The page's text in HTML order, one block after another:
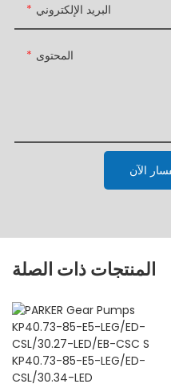
البريد الإلكتروني
المحتوى
الآن
المنتجات ذات الصلة